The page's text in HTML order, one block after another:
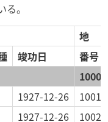
。
地
竣功日
番号
1000
1927-12-26
1001
1927-12-26
1002